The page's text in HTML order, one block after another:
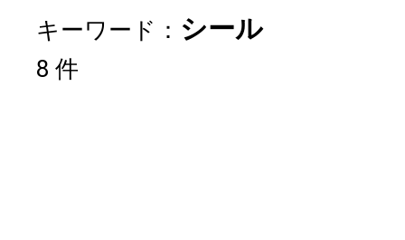
キーワード： シール
8 件